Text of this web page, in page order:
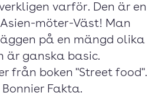
varför. Den är en
möter-Väst! Man
på en mängd olika
är ganska basic.
från boken "Street food".
Fakta.